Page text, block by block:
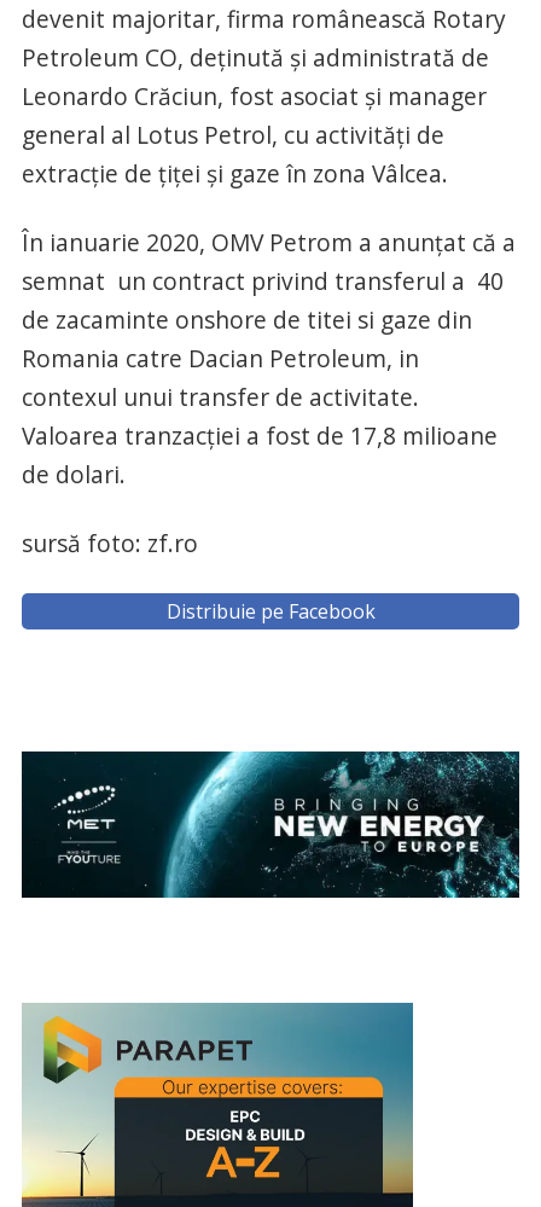
devenit majoritar, firma românească Rotary
Petroleum CO, deținută și administrată de
Leonardo Crăciun, fost asociat și manager
general al Lotus Petrol, cu activități de
extracție de țiței și gaze în zona Vâlcea.
În ianuarie 2020, OMV Petrom a anunțat că a
semnat un contract privind transferul a 40
de zacaminte onshore de titei si gaze din
Romania catre Dacian Petroleum, in
contexul unui transfer de activitate.
Valoarea tranzacției a fost de 17,8 milioane
de dolari.
sursă foto: zf.ro
Distribuie pe Facebook